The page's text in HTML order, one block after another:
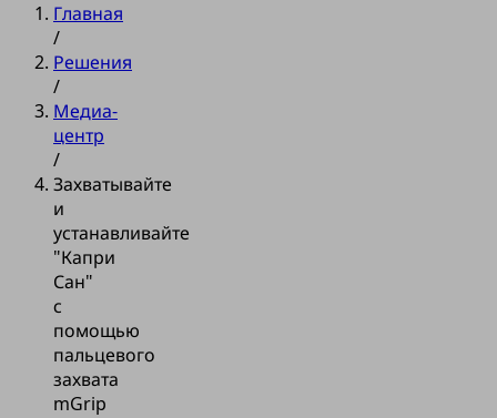
Главная
/
Решения
/
Медиа-
центр
/
Захватывайте
и
устанавливайте
"Капри
Сан"
с
помощью
пальцевого
захвата
mGrip